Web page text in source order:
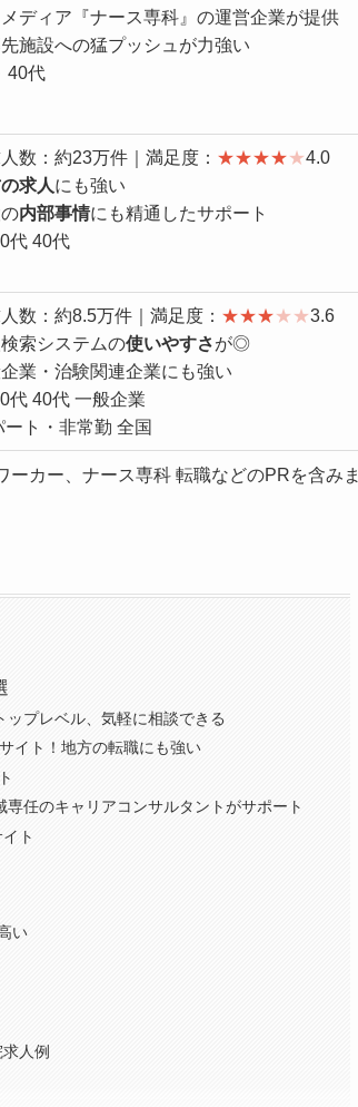
メディア『ナース専科』の運営企業が提供
先施設への猛プッシュが力強い
40代
数：約23万件｜満足度： ★★★★★4.0
求人にも強い
内部事情にも精通したサポート
代 40代
数：約8.5万件｜満足度： ★★★★ ★3.6
検索システムの使いやすさが◎
企業・治験関連企業にも強い
代 40代 一般企業
ート・非常勤 全国
カー、ナース専科 転職などのPRを含みま
プレベル、気軽に相談できる
イト！地方の転職にも強い
任のキャリアコンサルタントがサポート
ト
い
人例